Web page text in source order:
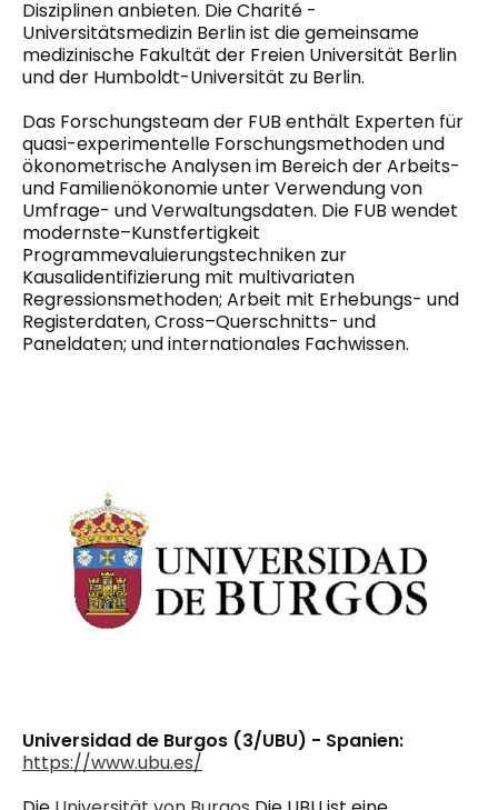
Disziplinen anbieten. Die Charité -
Universitätsmedizin Berlin ist die gemeinsame
medizinische Fakultät der Freien Universität Berlin
und der Humboldt-Universität zu Berlin.
Das Forschungsteam der FUB enthält Experten für
quasi-experimentelle Forschungsmethoden und
ökonometrische Analysen im Bereich der Arbeits-
und Familienökonomie unter Verwendung von
Umfrage- und Verwaltungsdaten. Die FUB wendet
modernste–Kunstfertigkeit
Programmevaluierungstechniken zur
Kausalidentifizierung mit multivariaten
Regressionsmethoden; Arbeit mit Erhebungs- und
Registerdaten, Cross–Querschnitts- und
Paneldaten; undinternationales Fachwissen.
Universidad de Burgos (3/UBU) - Spanien:
https://www.ubu.es/